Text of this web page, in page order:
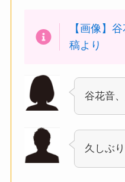
【画像】
稿より
谷花音
久しぶ